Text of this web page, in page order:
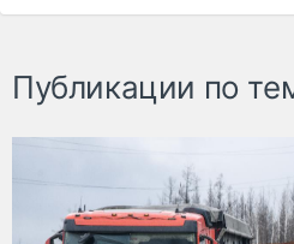
Публикации по